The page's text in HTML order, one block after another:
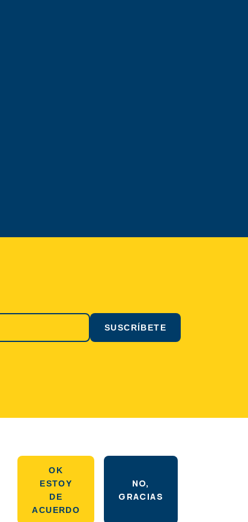
Social
OK
ESTOY
DE
ACUERDO
NO,
GRACIAS